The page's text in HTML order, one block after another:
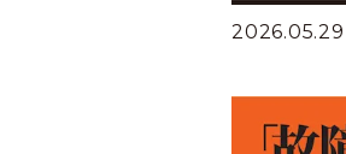
2026.05.29